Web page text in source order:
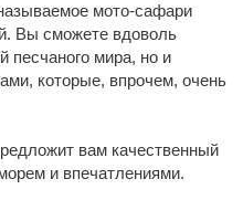
мото-сафари
Вы сможете вдоволь
песчаного мира, но и
которые, впрочем, очень
вам качественный
и впечатлениями.